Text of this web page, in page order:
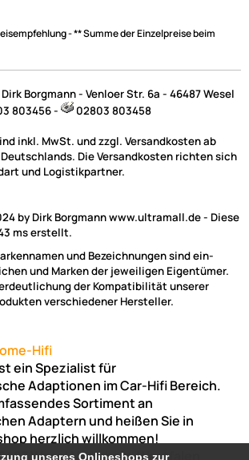
- ** Summe der Einzelpreise beim
Borgmann - Venloer Str. 6a - 46487 Wesel
803456 - 02803 803458
inkl. MwSt. und zzgl. Versandkosten ab
Die Versandkosten richten sich
und Logistikpartner.
by Dirk Borgmann www.ultramall.de - Diese
ms erstellt.
und Bezeichnungen sind ein-
und Marken der jeweiligen Eigentümer.
der Kompatibilität unserer
verschiedener Hersteller.
Hifi
ein Spezialist für
Adaptionen im Car-Hifi Bereich.
Sortiment an
Adaptern und heißen Sie in
herzlich willkommen!
WeselNordrhein-Westfalen
unseres Onlineshops zur
unseres Onlineshops zur